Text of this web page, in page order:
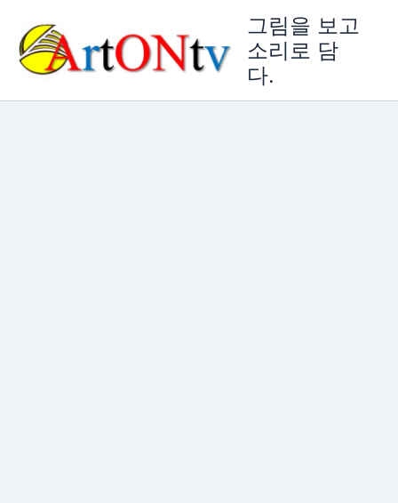
그림을 보고
소리로 담
다.